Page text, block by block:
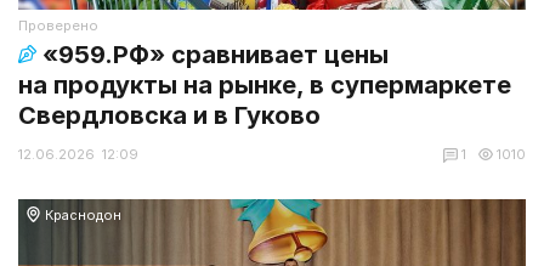
Проверено
«959.РФ» сравнивает цены
на продукты на рынке, в супермаркете
Свердловска и в Гуково
12.06.2026 12:09 1 1010
Краснодон